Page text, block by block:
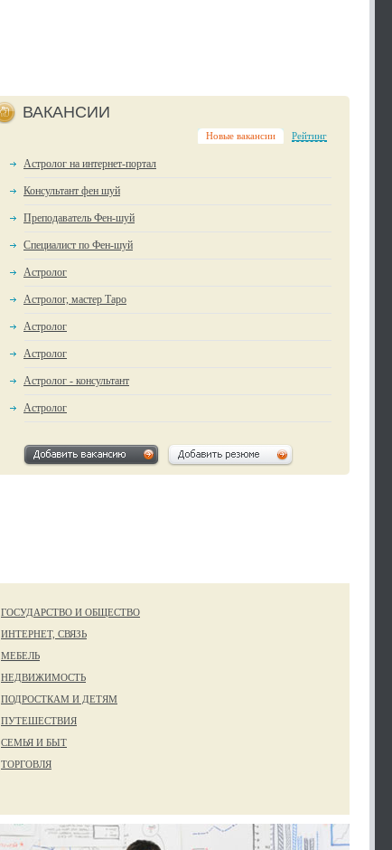
ВАКАНСИИ
Новые вакансии Рейтинг
Астролог на интернет-портал
Консультант фен шуй
Преподаватель Фен-шуй
Специалист по Фен-шуй
Астролог
Астролог, мастер Таро
Астролог
Астролог
Астролог - консультант
Астролог
ГОСУДАРСТВО И ОБЩЕСТВО
ИНТЕРНЕТ, СВЯЗЬ
МЕБЕЛЬ
НЕДВИЖИМОСТЬ
ПОДРОСТКАМ И ДЕТЯМ
ПУТЕШЕСТВИЯ
СЕМЬЯ И БЫТ
ТОРГОВЛЯ